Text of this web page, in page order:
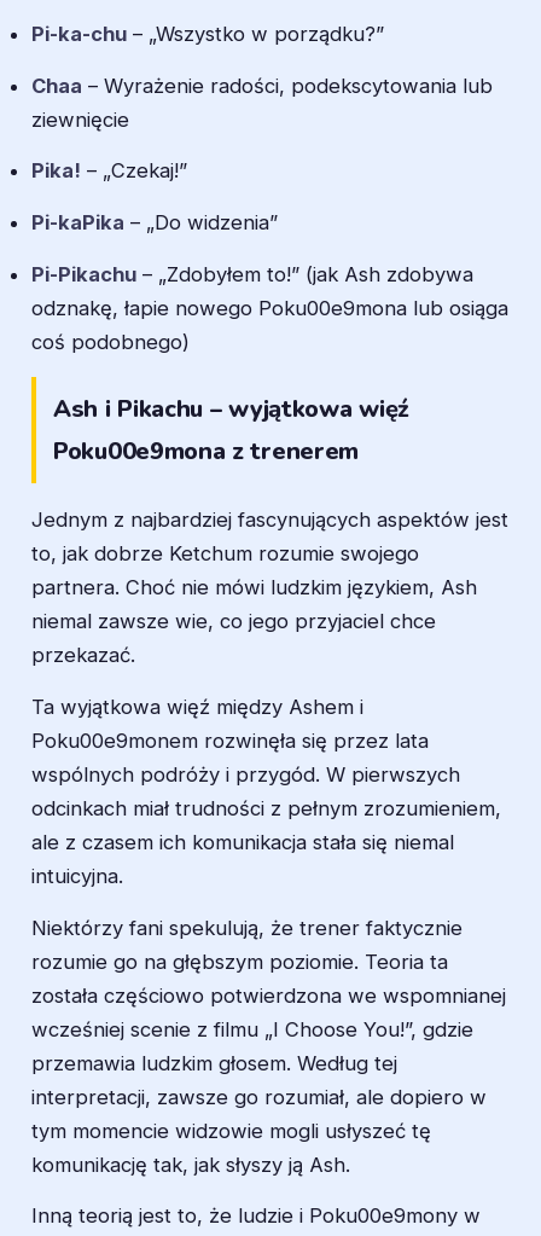
Pi-ka-chu – „Wszystko w porządku?”
Chaa – Wyrażenie radości, podekscytowania lub
ziewnięcie
Pika! – „Czekaj!”
Pi-kaPika – „Do widzenia”
Pi-Pikachu – „Zdobyłem to!” (jak Ash zdobywa
odznakę, łapie nowego Poku00e9mona lub osiąga
coś podobnego)
Ash i Pikachu – wyjątkowa więź
Poku00e9mona z trenerem
Jednym z najbardziej fascynujących aspektów jest
to, jak dobrze Ketchum rozumie swojego
partnera. Choć nie mówi ludzkim językiem, Ash
niemal zawsze wie, co jego przyjaciel chce
przekazać.
Ta wyjątkowa więź między Ashem i
Poku00e9monem rozwinęła się przez lata
wspólnych podróży i przygód. W pierwszych
odcinkach miał trudności z pełnym zrozumieniem,
ale z czasem ich komunikacja stała się niemal
intuicyjna.
Niektórzy fani spekulują, że trener faktycznie
rozumie go na głębszym poziomie. Teoria ta
została częściowo potwierdzona we wspomnianej
wcześniej scenie z filmu „I Choose You!”, gdzie
przemawia ludzkim głosem. Według tej
interpretacji, zawsze go rozumiał, ale dopiero w
tym momencie widzowie mogli usłyszeć tę
komunikację tak, jak słyszy ją Ash.
Inną teorią jest to, że ludzie i Poku00e9mony w